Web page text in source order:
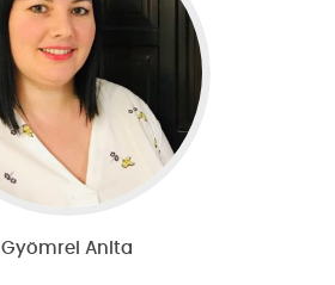
Gyömrei Anita